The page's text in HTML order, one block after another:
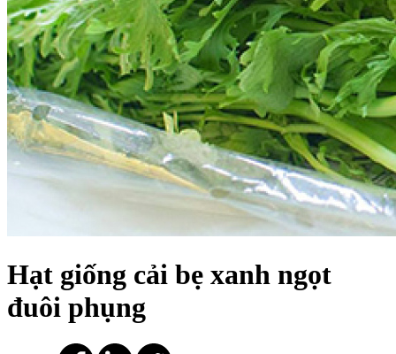
Hạt giống cải bẹ xanh ngọt
đuôi phụng